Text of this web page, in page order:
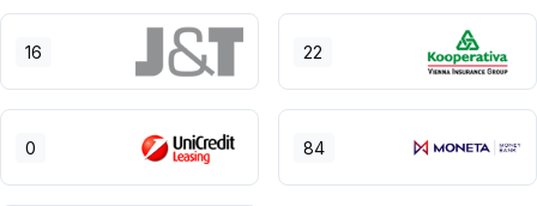
16 22
0 84